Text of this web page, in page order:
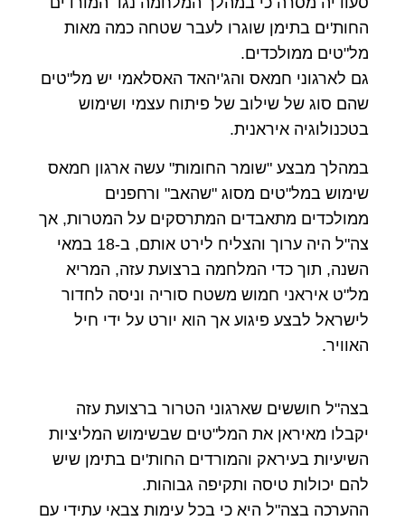
החות'ים בתימן שוגרו לעבר שטחה כמה מאות
מל"טים ממולכדים.
גם לארגוני חמאס והג'יהאד האסלאמי יש מל"טים
שהם סוג של שילוב של פיתוח עצמי ושימוש
בטכנולוגיה איראנית.
במהלך מבצע "שומר החומות" עשה ארגון חמאס
שימוש במל"טים מסוג "שהאב" ורחפנים
ממולכדים מתאבדים המתרסקים על המטרות, אך
צה"ל היה ערוך והצליח לירט אותם, ב-18 במאי
השנה, תוך כדי המלחמה ברצועת עזה, המריא
מל"ט איראני חמוש משטח סוריה וניסה לחדור
לישראל לבצע פיגוע אך הוא יורט על ידי חיל
האוויר.
בצה"ל חוששים שארגוני הטרור ברצועת עזה
יקבלו מאיראן את המל"טים שבשימוש המליציות
השיעיות בעיראק והמורדים החות'ים בתימן שיש
להם יכולות טיסה ותקיפה גבוהות.
ההערכה בצה"ל היא כי בכל עימות צבאי עתידי עם